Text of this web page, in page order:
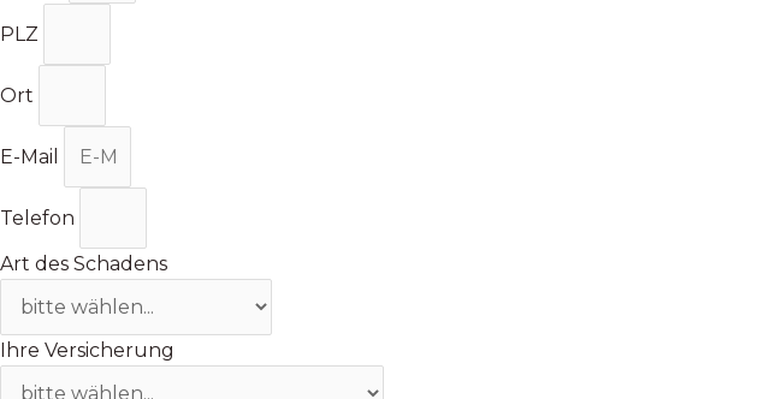
PLZ
Ort
E-Mail
Telefon
Art des Schadens
Ihre Versicherung